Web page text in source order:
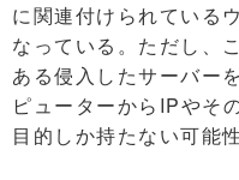
に関連付けられている
なっている。ただし、
ある侵入したサーバー
ピューターからIPやそ
目的しか持たない可能